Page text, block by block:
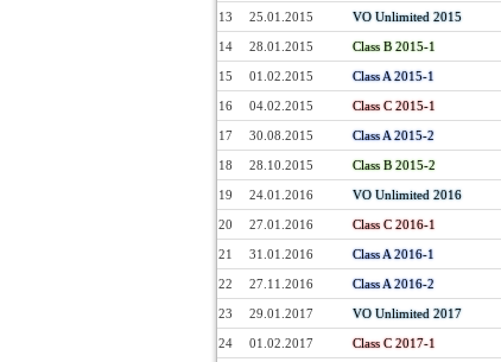
13 25.01.2015 VO Unlimited 2015
14 28.01.2015 Class B 2015-1
15 01.02.2015 Class A 2015-1
16 04.02.2015 Class C 2015-1
17 30.08.2015 Class A 2015-2
18 28.10.2015 Class B 2015-2
19 24.01.2016 VO Unlimited 2016
20 27.01.2016 Class C 2016-1
21 31.01.2016 Class A 2016-1
22 27.11.2016 Class A 2016-2
23 29.01.2017 VO Unlimited 2017
24 01.02.2017 Class C 2017-1